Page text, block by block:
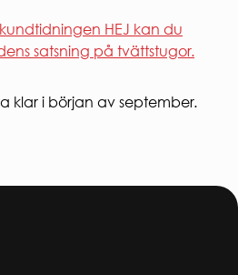
HEJ kan du
satsning på tvättstugor.
klar i början av september.